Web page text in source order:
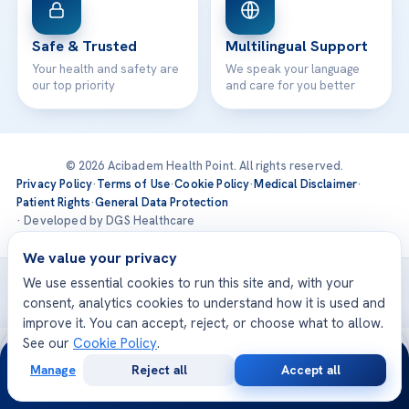
Safe & Trusted
Your health and safety are
our top priority
Multilingual Support
We speak your language
and care for you better
© 2026 Acibadem Health Point. All rights reserved.
Privacy Policy·Terms of Use·Cookie Policy·Medical Disclaimer·
Patient Rights·General Data Protection
· Developed by DGS Healthcare
Treatments are delivered at our JCI-accredited hospitals —
Acıbadem International
We value your privacy
We use essential cookies to run this site and, with your
consent, analytics cookies to understand how it is used and
improve it. You can accept, reject, or choose what to allow.
See our Cookie Policy.
Manage Reject all Accept all
24/7
Consultation
Opinion